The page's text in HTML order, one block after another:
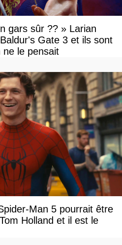
gars sûr ?? » Larian
Gate 3 et ils sont
ne le pensait
Man 5 pourrait être
Holland et il est le